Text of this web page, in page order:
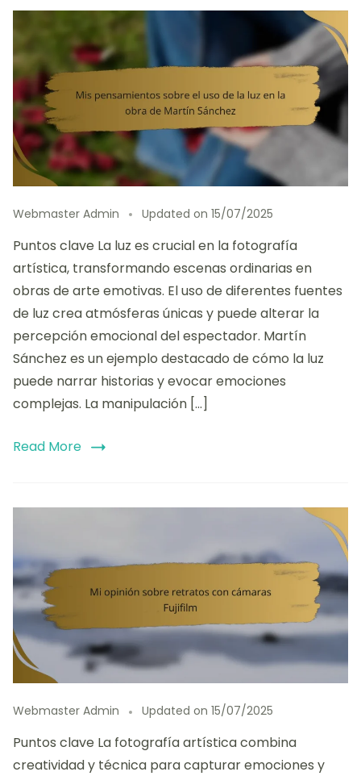
Webmaster Admin Updated on 15/07/2025
Puntos clave La luz es crucial en la fotografía
artística, transformando escenas ordinarias en
obras de arte emotivas. El uso de diferentes fuentes
de luz crea atmósferas únicas y puede alterar la
percepción emocional del espectador. Martín
Sánchez es un ejemplo destacado de cómo la luz
puede narrar historias y evocar emociones
complejas. La manipulación […]
Read More
Webmaster Admin Updated on 15/07/2025
Puntos clave La fotografía artística combina
creatividad y técnica para capturar emociones y